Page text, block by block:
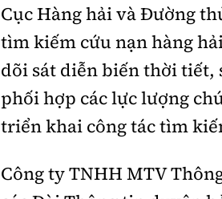
Cục Hàng hải và Đường
tìm kiếm cứu nạn hàng
dõi sát diễn biến thời tiết,
phối hợp các lực lượng
triển khai công tác tìm
Công ty TNHH MTV